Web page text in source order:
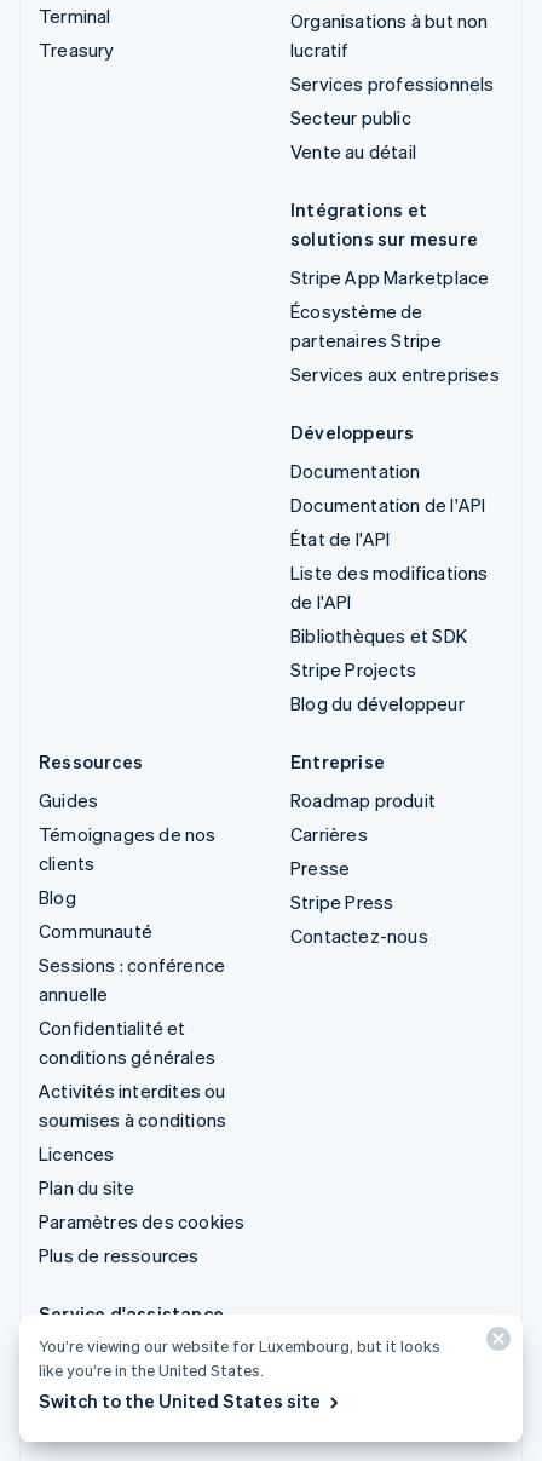
Terminal
Treasury
Organisations à but non
lucratif
Services professionnels
Secteur public
Vente au détail
Intégrations et
solutions sur mesure
Stripe App Marketplace
Écosystème de
partenaires Stripe
Services aux entreprises
Développeurs
Documentation
Documentation de l'API
État de l'API
Liste des modifications
de l'API
Bibliothèques et SDK
Stripe Projects
Blog du développeur
Ressources
Guides
Témoignages de nos
clients
Blog
Communauté
Sessions : conférence
annuelle
Confidentialité et
conditions générales
Activités interdites ou
soumises à conditions
Licences
Plan du site
Paramètres des cookies
Plus de ressources
Entreprise
Roadmap produit
Carrières
Presse
Stripe Press
Contactez-nous
Service d'assistance
Obtenir de l'aide
Offres de support
gérées
You’re viewing our website for Luxembourg, but it looks
like you’re in the United States.
Switch to the United States site